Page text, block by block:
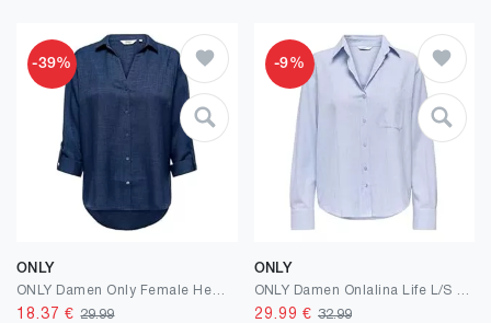
-39%
ONLY
18.37 €29.99
-9%
ONLY
29.99 € 32.99